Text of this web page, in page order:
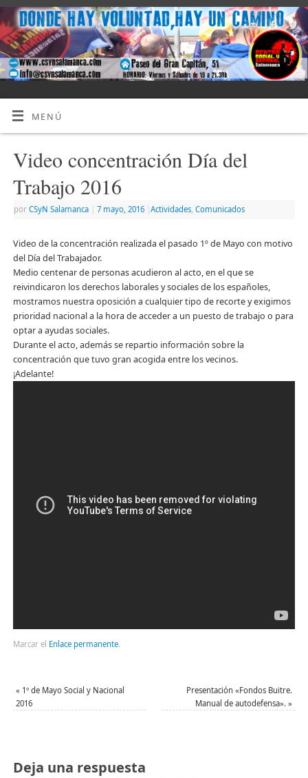
MENÚ
Video concentración Día del
Trabajo 2016
por CSyN Salamanca 7 mayo, 2016 Actividades, Comunicados
Video de la concentración realizada el pasado 1º de Mayo con motivo
del Día del Trabajador.
Medio centenar de personas acudieron al acto, en el que se
reivindicaron los derechos laborales y sociales de los españoles,
mostramos nuestra oposición a cualquier tipo de recorte y exigimos
prioridad nacional a la hora de acceder a un puesto de trabajo o para
optar a ayudas sociales.
Durante el acto, además se repartio información sobre la
concentración que tuvo gran acogida entre los vecinos.
¡Adelante!
Marcar el Enlace permanente.
« 1º de Mayo Social y Nacional
2016
Presentación «Fondos Buitre.
Manual de autodefensa».»
Deja una respuesta